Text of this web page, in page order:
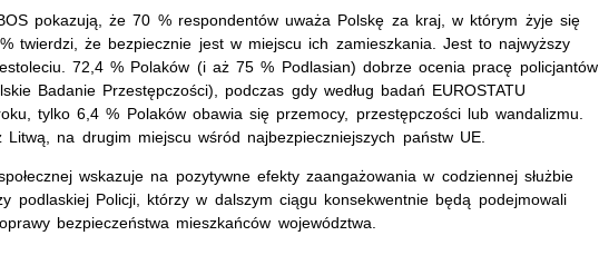
pokazują, że 70 % respondentów uważa Polskę za kraj, w którym żyje się
twierdzi, że bezpiecznie jest w miejscu ich zamieszkania. Jest to najwyższy
72,4 % Polaków (i aż 75 % Podlasian) dobrze ocenia pracę policjantów
Badanie Przestępczości), podczas gdy według badań EUROSTATU
tylko 6,4 % Polaków obawia się przemocy, przestępczości lub wandalizmu.
na drugim miejscu wśród najbezpieczniejszych państw UE.
wskazuje na pozytywne efekty zaangażowania w codziennej służbie
podlaskiej Policji, którzy w dalszym ciągu konsekwentnie będą podejmowali
bezpieczeństwa mieszkańców województwa.